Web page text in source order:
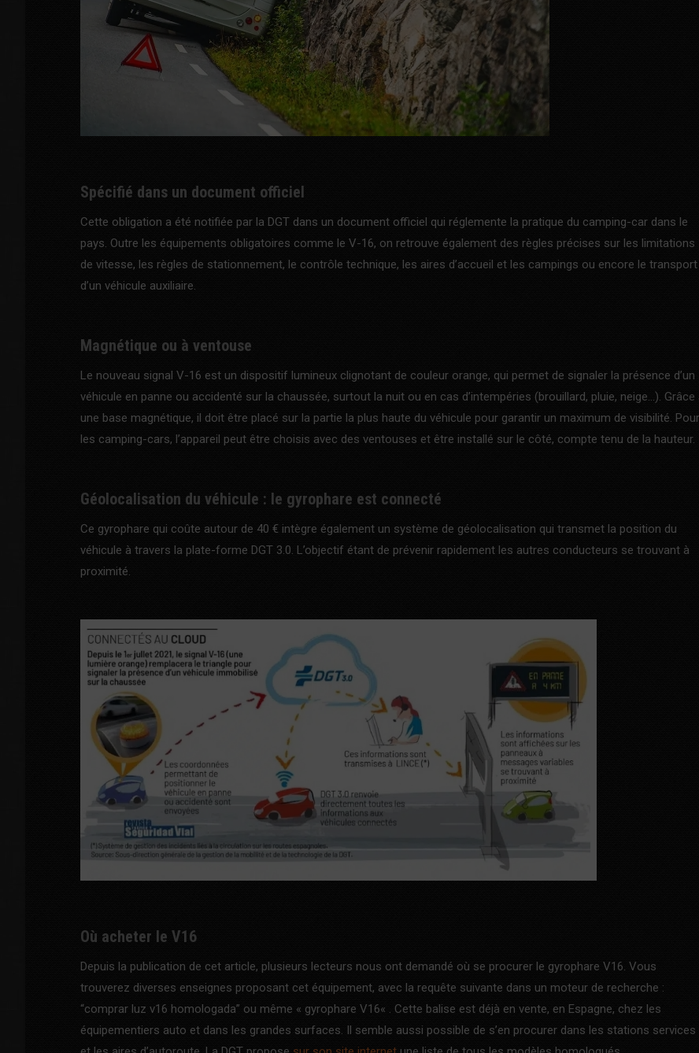
Spécifié dans un document officiel
Cette obligation a été notifiée par la DGT dans un document officiel qui réglemente la pratique du camping-car dans le
pays. Outre les équipements obligatoires comme le V-16, on retrouve également des règles précises sur les limitations
de vitesse, les règles de stationnement, le contrôle technique, les aires d’accueil et les campings ou encore le transport
d’un véhicule auxiliaire.
Magnétique ou à ventouse
Le nouveau signal V-16 est un dispositif lumineux clignotant de couleur orange, qui permet de signaler la présence d’un
véhicule en panne ou accidenté sur la chaussée, surtout la nuit ou en cas d’intempéries (brouillard, pluie, neige…). Grâce
une base magnétique, il doit être placé sur la partie la plus haute du véhicule pour garantir un maximum de visibilité. Pour
les camping-cars, l’appareil peut être choisis avec des ventouses et être installé sur le côté, compte tenu de la hauteur.
Géolocalisation du véhicule : le gyrophare est connecté
Ce gyrophare qui coûte autour de 40 € intègre également un système de géolocalisation qui transmet la position du
véhicule à travers la plate-forme DGT 3.0. L’objectif étant de prévenir rapidement les autres conducteurs se trouvant à
proximité.
Où acheter le V16
Depuis la publication de cet article, plusieurs lecteurs nous ont demandé où se procurer le gyrophare V16. Vous
trouverez diverses enseignes proposant cet équipement, avec la requête suivante dans un moteur de recherche :
“comprar luz v16 homologada” ou même « gyrophare V16« . Cette balise est déjà en vente, en Espagne, chez les
équipementiers auto et dans les grandes surfaces. Il semble aussi possible de s’en procurer dans les stations services